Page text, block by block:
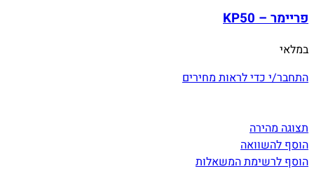
פריימר – KP50
במלאי
התחבר/י כדי לראות מחירים
תצוגה מהירה
הוסף להשוואה
הוסף לרשימת המשאלות